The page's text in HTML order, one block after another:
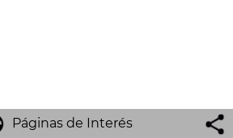
Páginas de Interés